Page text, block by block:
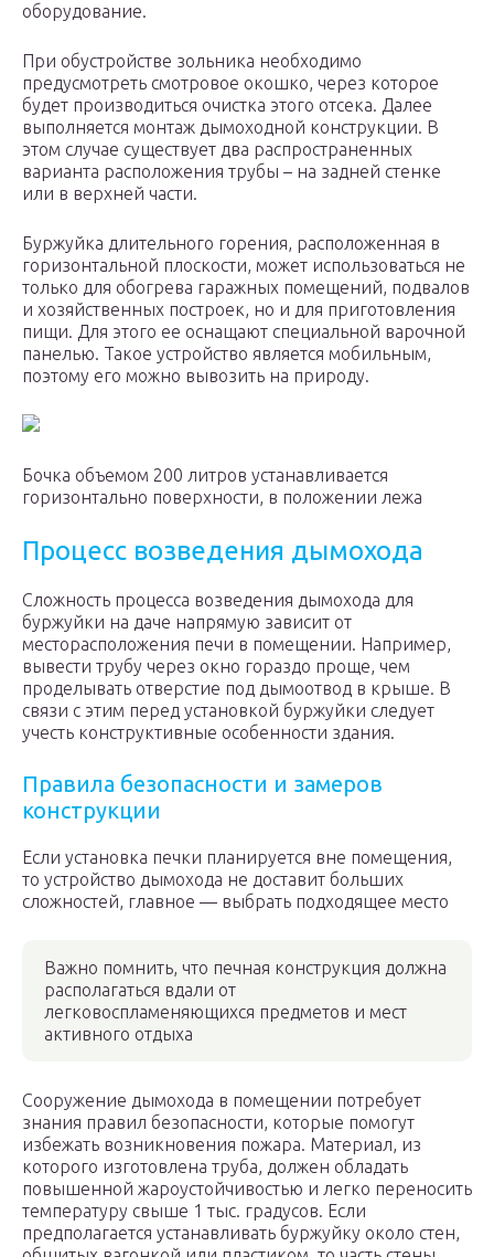
оборудование.
При обустройстве зольника необходимо
предусмотреть смотровое окошко, через которое
будет производиться очистка этого отсека. Далее
выполняется монтаж дымоходной конструкции. В
этом случае существует два распространенных
варианта расположения трубы – на задней стенке
или в верхней части.
Буржуйка длительного горения, расположенная в
горизонтальной плоскости, может использоваться не
только для обогрева гаражных помещений, подвалов
и хозяйственных построек, но и для приготовления
пищи. Для этого ее оснащают специальной варочной
панелью. Такое устройство является мобильным,
поэтому его можно вывозить на природу.
Бочка объемом 200 литров устанавливается
горизонтально поверхности, в положении лежа
Процесс возведения дымохода
Сложность процесса возведения дымохода для
буржуйки на даче напрямую зависит от
месторасположения печи в помещении. Например,
вывести трубу через окно гораздо проще, чем
проделывать отверстие под дымоотвод в крыше. В
связи с этим перед установкой буржуйки следует
учесть конструктивные особенности здания.
Правила безопасности и замеров
конструкции
Если установка печки планируется вне помещения,
то устройство дымохода не доставит больших
сложностей, главное — выбрать подходящее место
Важно помнить, что печная конструкция должна
располагаться вдали от
легковоспламеняющихся предметов и мест
активного отдыха
Сооружение дымохода в помещении потребует
знания правил безопасности, которые помогут
избежать возникновения пожара. Материал, из
которого изготовлена труба, должен обладать
повышенной жароустойчивостью и легко переносить
температуру свыше 1 тыс. градусов. Если
предполагается устанавливать буржуйку около стен,